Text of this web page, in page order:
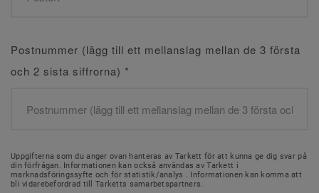
Postnummer (lägg till ett mellanslag mellan de 3 första
och 2 sista siffrorna) *
Uppgifterna som du anger ovan hanteras av Tarkett för att kunna ge dig svar på
din förfrågan. Informationen kan också användas av Tarkett i
marknadsföringssyfte och för statistik/analys . Informationen kan komma att
bli vidarebefordrad till Tarketts samarbetspartners.